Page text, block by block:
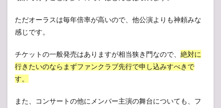
ただオーラスは毎年倍率が高いので、他公演よりも神頼みな
感じです。
チケットの一般発売はありますが相当狭き門なので、 絶対に
行きたいのならまずファンクラブ先行で申し込みすべきで
す。
また、コンサートの他にメンバー主演の舞台についても、フ